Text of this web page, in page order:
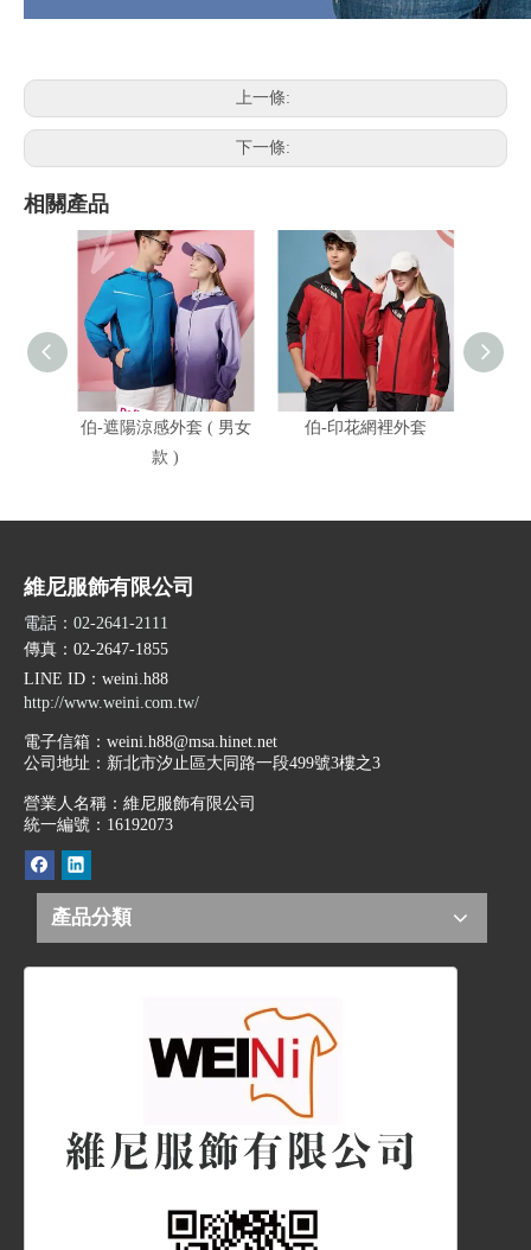
上一條:
下一條:
相關產品
伯-遮陽涼感外套 ( 男女
款 )
伯-印花網裡外套
維尼服飾有限公司
電話：02-2641-2111
傳真：02-2647-1855
LINE ID ：weini.h88
http://www.weini.com.tw/
電子信箱： weini.h88@msa.hinet.net
公司地址： 新北市汐止區大同路一段499號3樓之3
營業人名稱：維尼服飾有限公司
統一編號：16192073
產品分類